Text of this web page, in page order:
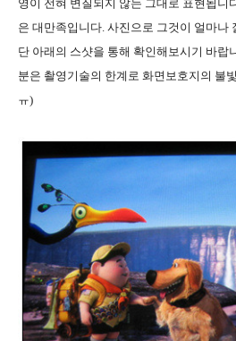
영이 전혀 변질되지 않는 그대로 표현됩니
은 대만족입니다. 사진으로 그것이 얼마나
단 아래의 스샷을 통해 확인해보시기 바랍
분은 촬영기술의 한계로 화면보호지의 불
ㅠ)